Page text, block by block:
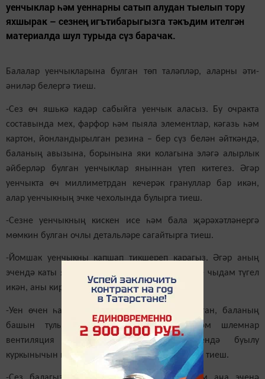
уенчыклар һәм уеннарны сатып алудан тыелып тору
яхшырак – сезнең игътибарыгызга тәкъдим ителгән
материалда шул турыда сүз барачак.
Балалар уенчыкларына булган төп таләпләр, аларны әти-
әниләр белергә тиеш.
-Сез өч яшькә кадәр сабыйга уенчык аласыз. Бу очракта
составында мех, фарфор һәм пыяла элементлар, кәгазь һәм
картон, йонландырылган резина – бер сүз белән әйткәндә,
баланың авызына, борынына яки колагына эләгә алырлык
әйберләр булган уенчыклар яныннан үтеп китегез. Әгәр
уенчыкта өч миллиметрдан кечерәк грануллар бар икән,
алар уенчыкның эчке чехолында булырга тиеш.
-Сезне уенчыкның кискен исе һәм бала җәрәхәтләнергә
мөмкин булган очлы детальләре сагайтырга тиеш.
-Йомшак уенчыкны капшап тикшереп карагыз. Әгәр аның
эчендә каты яки очлы предметлар бар яки җөе чыдам түгел
икән, аны киредән киштәгә куегыз.
-Уен өчен һава үткәрмәүче материалдан булган, баланың
башын тулысынча каплаучы маскалар һәм шлемнар
вентиляция җитәрлек булмау нәтиҗәсендә буылу
куркынычын кисәтерлек итеп эшләнгән булырга тиеш.